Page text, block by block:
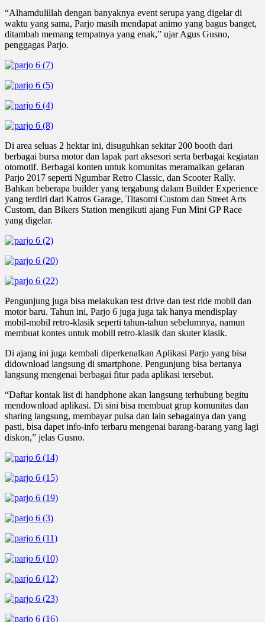
“Alhamdulillah dengan banyaknya event serupa yang digelar di
waktu yang sama, Parjo masih mendapat animo yang bagus banget,
ditambah memang tempatnya yang enak,” ujar Agus Gusno,
penggagas Parjo.
Di area seluas 2 hektar ini, disuguhkan sekitar 200 booth dari
berbagai bursa motor dan lapak part aksesori serta berbagai kegiatan
otomotif. Berbagai konten untuk komunitas meramaikan gelaran
Parjo 2017 seperti Ngumbar Retro Classic, dan Scooter Rally.
Bahkan beberapa builder yang tergabung dalam Builder Experience
yang terdiri dari Katros Garage, Titasomi Custom dan Street Arts
Custom, dan Bikers Station mengikuti ajang Fun Mini GP Race
yang digelar.
Pengunjung juga bisa melakukan test drive dan test ride mobil dan
motor baru. Tahun ini, Parjo 6 juga juga tak hanya mendisplay
mobil-mobil retro-klasik seperti tahun-tahun sebelumnya, namun
membuat kontes untuk mobill retro-klasik dan skuter klasik.
Di ajang ini juga kembali diperkenalkan Aplikasi Parjo yang bisa
didownload langsung di smartphone. Pengunjung bisa bertanya
langsung mengenai berbagai fitur pada aplikasi tersebut.
“Daftar kontak list di handphone akan langsung terhubung begitu
mendownload aplikasi. Di sini bisa membuat grup komunitas dan
sharing langsung, membayar pulsa dan lain sebagainya dan yang
pasti, bisa dapet info-info terbaru mengenai barang-barang yang lagi
diskon,” jelas Gusno.